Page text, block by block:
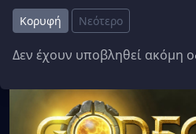
Κορυφή Νεότερο
Δεν έχουν υποβληθεί ακόμη